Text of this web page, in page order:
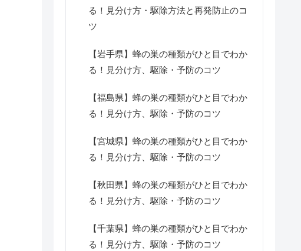
る！見分け方・駆除方法と再発防止のコ
ツ
【岩手県】蜂の巣の種類がひと目でわか
る！見分け方、駆除・予防のコツ
【福島県】蜂の巣の種類がひと目でわか
る！見分け方、駆除・予防のコツ
【宮城県】蜂の巣の種類がひと目でわか
る！見分け方、駆除・予防のコツ
【秋田県】蜂の巣の種類がひと目でわか
る！見分け方、駆除・予防のコツ
【千葉県】蜂の巣の種類がひと目でわか
る！見分け方、駆除・予防のコツ